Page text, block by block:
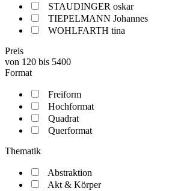
STAUDINGER oskar
TIEPELMANN Johannes
WOHLFARTH tina
Preis
von 120 bis 5400
Format
Freiform
Hochformat
Quadrat
Querformat
Thematik
Abstraktion
Akt & Körper